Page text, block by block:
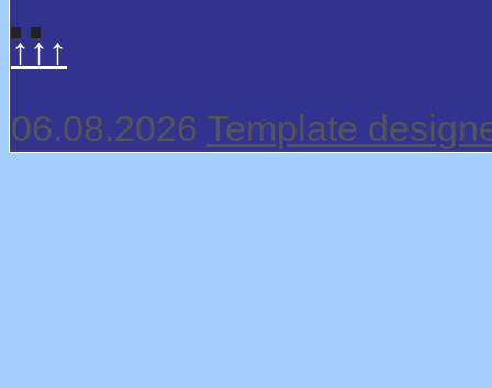
↑↑↑
06.08.2026 Template